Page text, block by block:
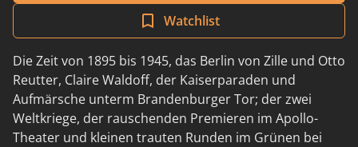
Watchlist
Die Zeit von 1895 bis 1945, das Berlin von Zille und Otto
Reutter, Claire Waldoff, der Kaiserparaden und
Aufmärsche unterm Brandenburger Tor; der zwei
Weltkriege, der rauschenden Premieren im Apollo-
Theater und kleinen trauten Runden im Grünen bei